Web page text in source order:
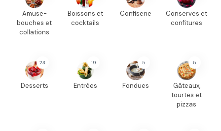
Amuse-
bouches et
collations
Boissons et
cocktails
Confiserie
Conserves et
confitures
23
Desserts
19
Entrées
5
Fondues
5
Gâteaux,
tourtes et
pizzas